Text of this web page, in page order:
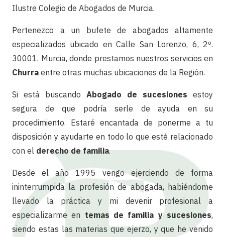
Ilustre Colegio de Abogados de Murcia.
Pertenezco a un bufete de abogados altamente
especializados ubicado en Calle San Lorenzo, 6, 2º.
30001. Murcia, donde prestamos nuestros servicios en
Churra entre otras muchas ubicaciones de la Región.
Si está buscando Abogado de sucesiones estoy
segura de que podría serle de ayuda en su
procedimiento. Estaré encantada de ponerme a tu
disposición y ayudarte en todo lo que esté relacionado
con el derecho de familia.
Desde el año 1995 vengo ejerciendo de forma
ininterrumpida la profesión de abogada, habiéndome
llevado la práctica y mi devenir profesional a
especializarme en temas de familia y sucesiones,
siendo estas las materias que ejerzo, y que he venido